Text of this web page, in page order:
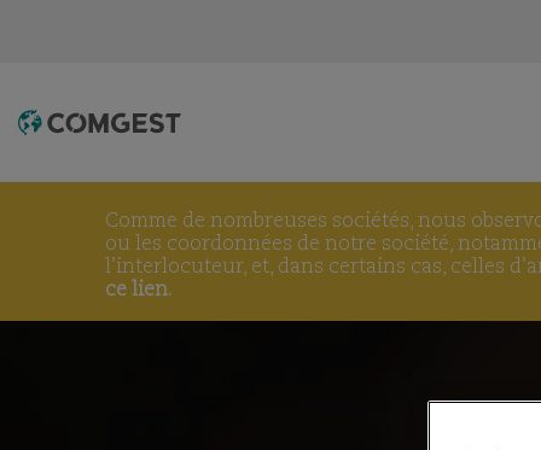
Comme de nombreuses sociétés, nous
ou les coordonnées de notre société,
l’interlocuteur, et, dans certains cas, celles
ce lien.